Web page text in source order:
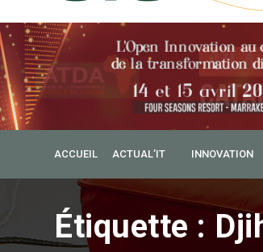
ACCUEIL ACTUAL’IT INNOVATION
Étiquette :